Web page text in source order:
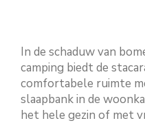
In de schaduw van
camping biedt de
comfortabele ruimte
slaapbank in de
het hele gezin of met